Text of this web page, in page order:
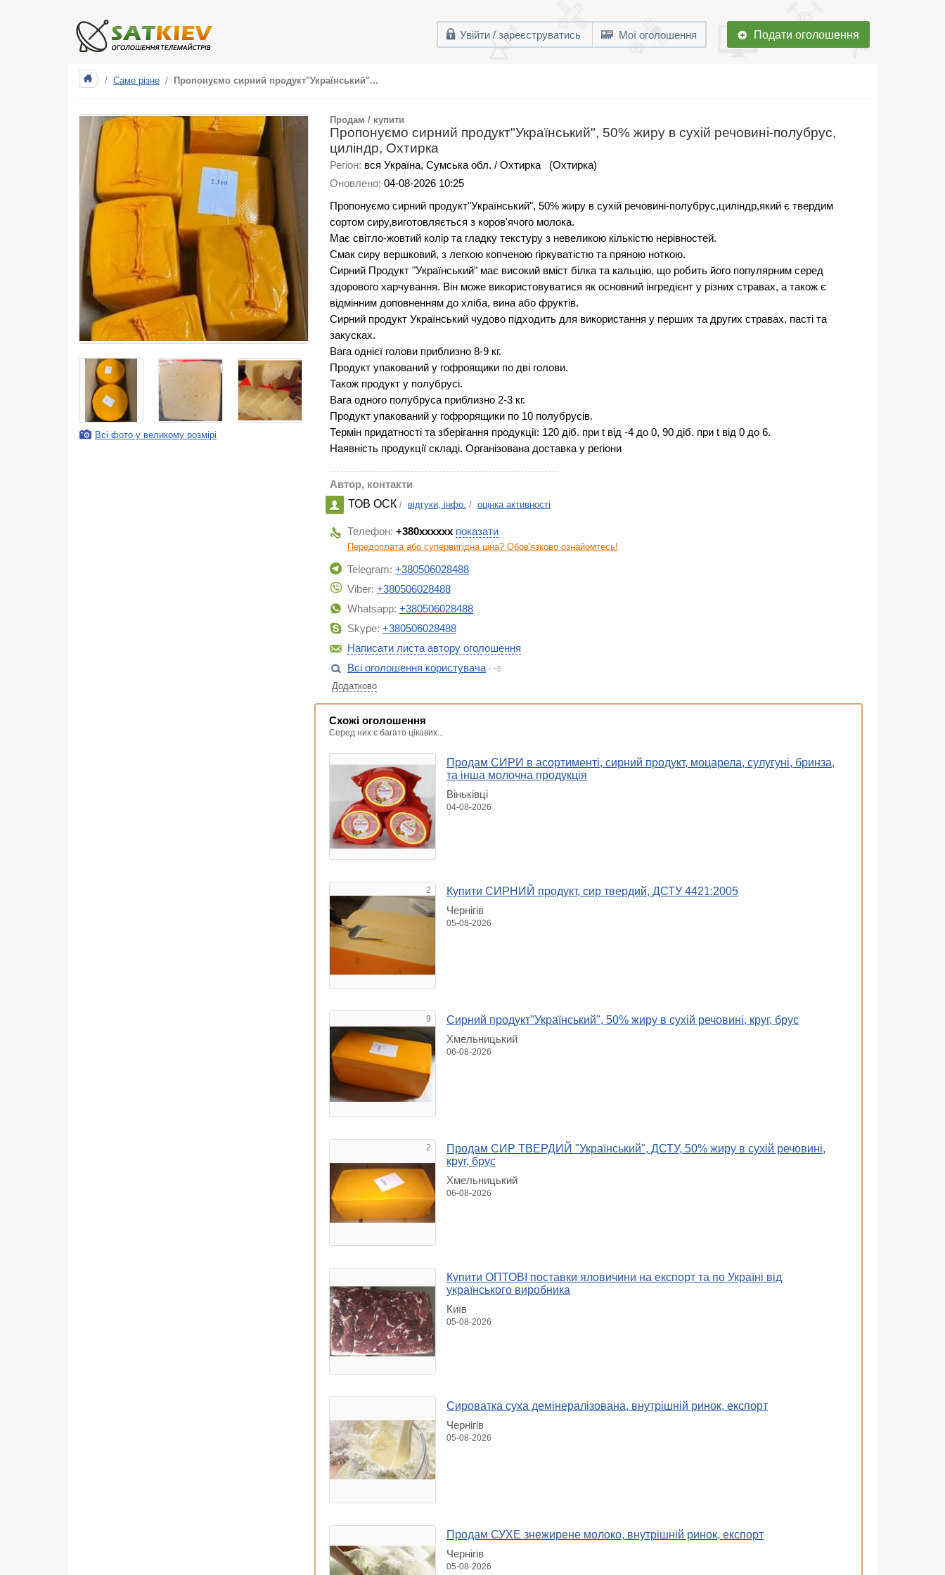
Увійти / зареєструватись Мої оголошення Подати оголошення
/ Саме різне / Пропонуємо сирний продукт"Український"...
Всі фото у великому розмірі
Продам / купити
Пропонуємо сирний продукт"Український", 50% жиру в сухій речовині-полубрус,
циліндр, Охтирка
Регіон: вся Україна, Сумська обл. / Охтирка
(Охтирка)
Оновлено: 04-08-2026 10:25
Пропонуємо сирний продукт"Український", 50% жиру в сухій речовині-полубрус,циліндр,який є твердим
сортом сиру,виготовляється з коров'ячого молока.
Має світло-жовтий колір та гладку текстуру з невеликою кількістю нерівностей.
Смак сиру вершковий, з легкою копченою гіркуватістю та пряною ноткою.
Сирний Продукт "Український" має високий вміст білка та кальцію, що робить його популярним серед
здорового харчування. Він може використовуватися як основний інгредієнт у різних стравах, а також є
відмінним доповненням до хліба, вина або фруктів.
Сирний продукт Український чудово підходить для використання у перших та других стравах, пасті та
закусках.
Вага однієї голови приблизно 8-9 кг.
Продукт упакований у гофроящики по дві голови.
Також продукт у полубрусі.
Вага одного полубруса приблизно 2-3 кг.
Продукт упакований у гофрорящики по 10 полубрусів.
Термін придатності та зберігання продукції: 120 діб. при t від -4 до 0, 90 діб. при t від 0 до 6.
Наявність продукції складі. Організована доставка у регіони
Автор, контакти
ТОВ ОСК / відгуки, інфо. / оцінка активності
Телефон: +380xxxxxx показати
Передоплата або супервигідна ціна? Обов'язково ознайомтесь!
Telegram: +380506028488
Viber: +380506028488
Whatsapp: +380506028488
Skype: +380506028488
Написати листа автору оголошення
Всі оголошення користувача
~5
Додатково
Схожі оголошення
Серед них є багато цікавих...
Продам СИРИ в асортименті, сирний продукт, моцарела, сулугуні, бринза,
та інша молочна продукція
Віньківці
04-08-2026
2 Купити СИРНИЙ продукт, сир твердий, ДСТУ 4421:2005
Чернігів
05-08-2026
9 Сирний продукт"Український", 50% жиру в сухій речовині, круг, брус
Хмельницький
06-08-2026
2
Продам СИР ТВЕРДИЙ "Український", ДСТУ, 50% жиру в сухій речовині,
круг, брус
Хмельницький
06-08-2026
Купити ОПТОВІ поставки яловичини на експорт та по Україні від
українського виробника
Київ
05-08-2026
Сироватка суха демінералізована, внутрішній ринок, експорт
Чернігів
05-08-2026
Продам СУХЕ знежирене молоко, внутрішній ринок, експорт
Чернігів
05-08-2026